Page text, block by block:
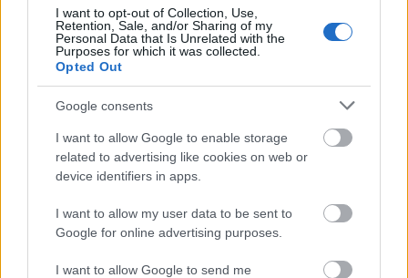
I want to opt-out of Collection, Use,
Retention, Sale, and/or Sharing of my
Personal Data that Is Unrelated with the
Purposes for which it was collected.
Opted Out
Google consents
I want to allow Google to enable storage
related to advertising like cookies on web or
device identifiers in apps.
I want to allow my user data to be sent to
Google for online advertising purposes.
I want to allow Google to send me
600 kilométeres WLTP-hatótávval. A csúcsot az összkerekes
85x jelenti, amely ugyanezt a teljesítményt hozza két
villanymotorral. Jól látszik, hogy a Škoda ma már nem csak
jelen van az elektromos piacon, hanem tudatosan építi is a
saját, egyre szélesebb villanyautós világát.